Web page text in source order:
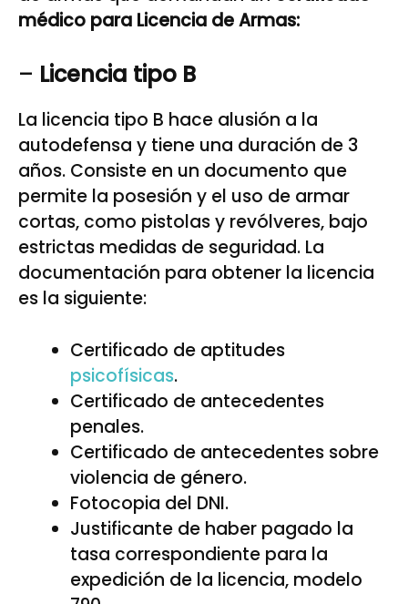
médico para Licencia de Armas:
– Licencia tipo B
La licencia tipo B hace alusión a la
autodefensa y tiene una duración de 3
años. Consiste en un documento que
permite la posesión y el uso de armar
cortas, como pistolas y revólveres, bajo
estrictas medidas de seguridad. La
documentación para obtener la licencia
es la siguiente:
Certificado de aptitudes
psicofísicas.
Certificado de antecedentes
penales.
Certificado de antecedentes sobre
violencia de género.
Fotocopia del DNI.
Justificante de haber pagado la
tasa correspondiente para la
expedición de la licencia, modelo